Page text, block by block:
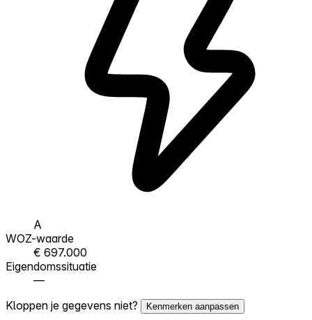
A
WOZ-waarde
€ 697.000
Eigendomssituatie
—
Kloppen je gegevens niet?
Kenmerken aanpassen